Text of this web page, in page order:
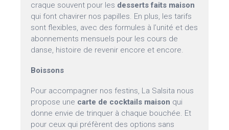
craque souvent pour les desserts faits maison
qui font chavirer nos papilles. En plus, les tarifs
sont flexibles, avec des formules à l’unité et des
abonnements mensuels pour les cours de
danse, histoire de revenir encore et encore.
Boissons
Pour accompagner nos festins, La Salsita nous
propose une carte de cocktails maison qui
donne envie de trinquer à chaque bouchée. Et
pour ceux qui préfèrent des options sans